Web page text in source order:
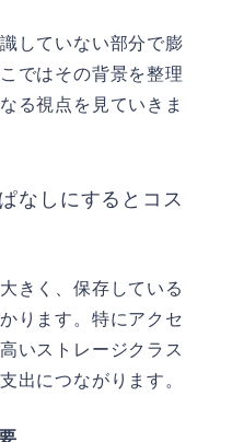
していない部分で膨
ではその背景を整理
る視点を見ていきま
なしにするとコス
きく、保存している
ります。特にアクセ
いストレージクラス
出につながります。